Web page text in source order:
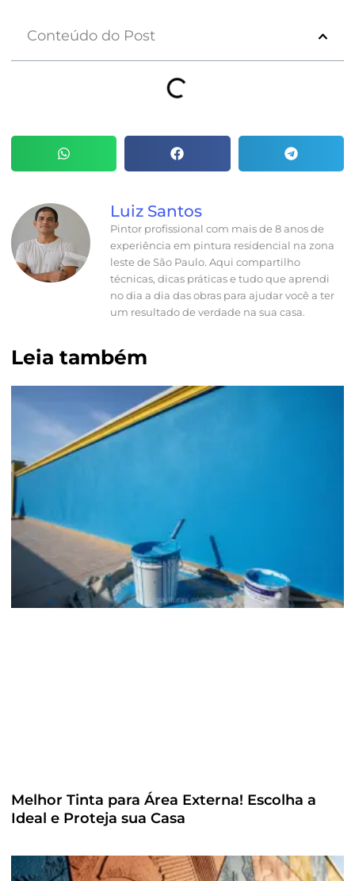
Conteúdo do Post
Luiz Santos
Pintor profissional com mais de 8 anos de
experiência em pintura residencial na zona
leste de São Paulo. Aqui compartilho
técnicas, dicas práticas e tudo que aprendi
no dia a dia das obras para ajudar você a ter
um resultado de verdade na sua casa.
Leia também
Melhor Tinta para Área Externa! Escolha a
Ideal e Proteja sua Casa